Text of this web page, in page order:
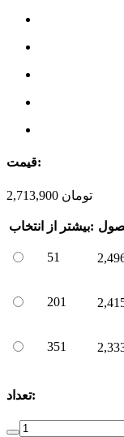
قیمت:
2,713,900 تومان
انتخاب بیشتر از:
51
201
351
تعداد: